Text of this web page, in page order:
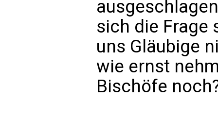
sich die Frage
uns Gläubige
wie ernst
Bischöfe